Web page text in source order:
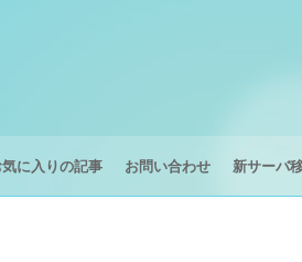
に入りの記事 お問い合わせ 新サーバ